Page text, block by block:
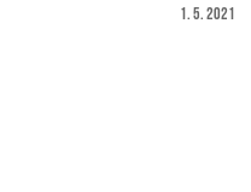
1. 5. 2021